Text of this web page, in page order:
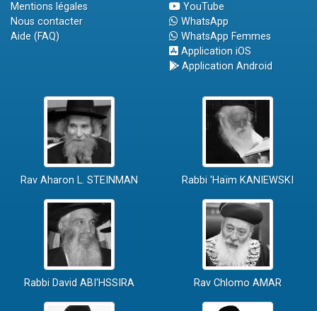
Mentions légales
Nous contacter
Aide (FAQ)
YouTube
WhatsApp
WhatsApp Femmes
Application iOS
Application Android
Rav Aharon L. STEINMAN Rabbi 'Haïm KANIEWSKI
Rabbi David ABI'HSSIRA Rav Chlomo AMAR